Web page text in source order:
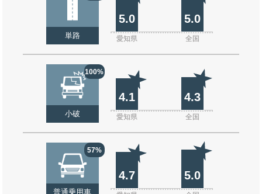
単路
5.0 5.0
愛知県 全国
100%
小破
4.1 4.3
愛知県 全国
57%
普通乗用車
4.7 5.0